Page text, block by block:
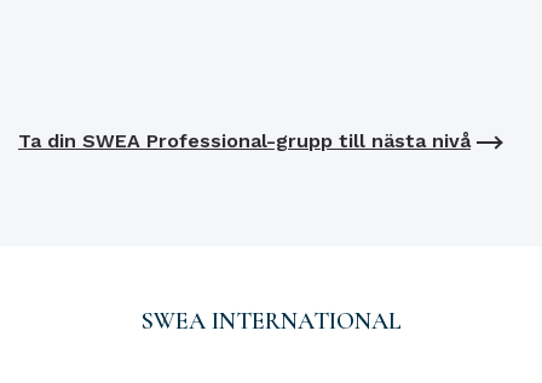
Ta din SWEA Professional-grupp till nästa nivå
SWEA INTERNATIONAL